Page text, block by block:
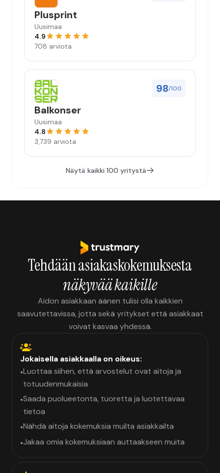
Plusprint
Uusimaa
4.9
708 arviota
98/100
Balkonser
Uusimaa
4.8
3,739 arviota
Näytä kaikki 100 yritystä
Tehdään asiakaskokemuksesta
näkyvää kaikille
Aidon asiakkaan äänen tulisi olla kaikkien
saavutettavissa, jotta sekä yritykset että asiakkaat
voivat kasvaa yhdessä.
Jokaisella asiakkaalla on oikeus:
•Luottaa siihen, että arvostelut ovat aitoja ja
totuudenmukaisia
•Saada puolueetonta, tuoretta ja luotettavaa
tietoa
•Nähdä aitoja kokemuksia muilta asiakkailta
•Jakaa omia kokemuksiaan auttaakseen muita